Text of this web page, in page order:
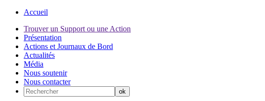
Accueil
Trouver un Support ou une Action
Présentation
Actions et Journaux de Bord
Actualités
Média
Nous soutenir
Nous contacter